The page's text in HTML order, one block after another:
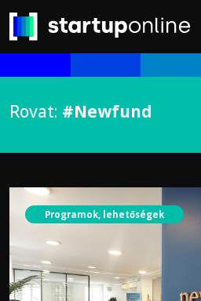
Rovat: #Newfund
Programok, lehetőségek